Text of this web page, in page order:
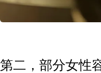
第二，部分女性